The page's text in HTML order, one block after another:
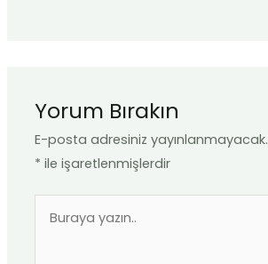
Yorum Bırakın
E-posta adresiniz yayınlanmayacak.
* ile işaretlenmişlerdir